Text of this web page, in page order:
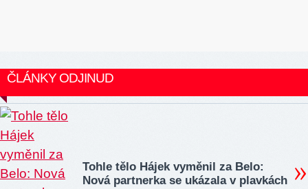
ČLÁNKY ODJINUD
Tohle tělo Hájek vyměnil za Belo:
Nová partnerka se ukázala v plavkách